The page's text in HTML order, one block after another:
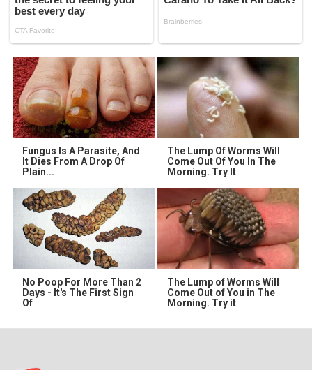
Fungus Is A Parasite, And
It Dies From A Drop Of
Plain...
The Lump Of Worms Will
Come Out Of You In The
Morning. Try It
No Poop For More Than 2
Days - It's The First Sign
Of
The Lump of Worms Will
Come Out of You in The
Morning. Try it